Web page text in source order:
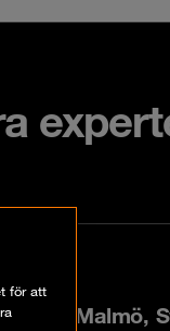
21535 Malmö,
för att